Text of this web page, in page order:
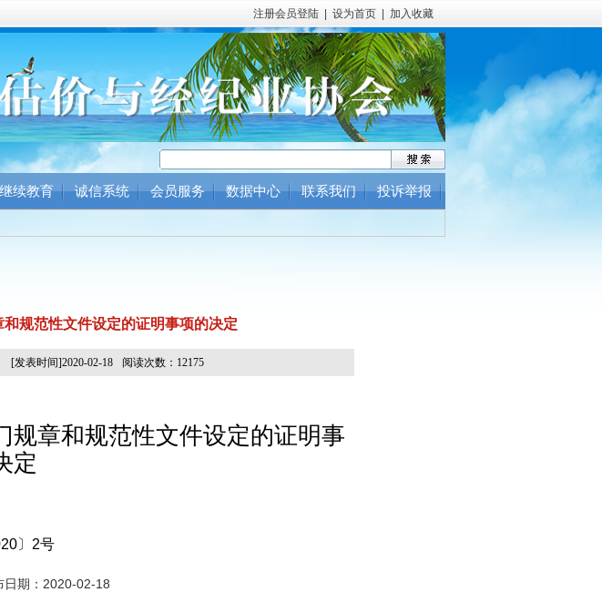
注册会员登陆 设为首页 加入收藏
续教育 诚信系统 会员服务 数据中心 联系我们 投诉举报
规范性文件设定的证明事项的决定
[发表时间]2020-02-18 阅读次数：12175
规章和规范性文件设定的证明事
定
〕2号
期：2020-02-18